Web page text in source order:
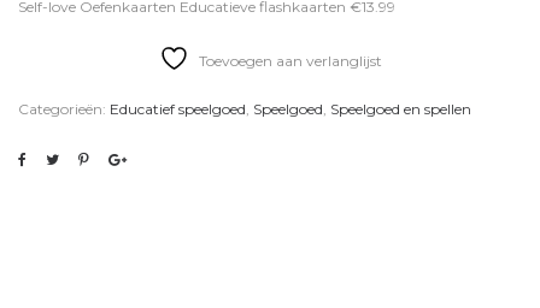
Self-love Oefenkaarten Educatieve flashkaarten €13.99
Toevoegen aan verlanglijst
Categorieën: Educatief speelgoed, Speelgoed, Speelgoed en spellen